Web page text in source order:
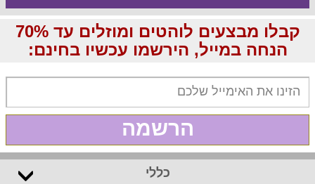
קבלו מבצעים לוהטים ומוזלים עד 70%
הנחה במייל, הירשמו עכשיו בחינם:
הרשמה
כללי